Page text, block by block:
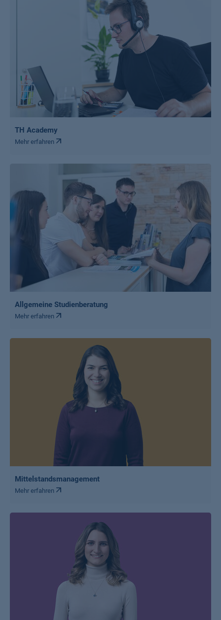
TH Academy
Mehr erfahren
Allgemeine Studienberatung
Mehr erfahren
Mittelstandsmanagement
Mehr erfahren